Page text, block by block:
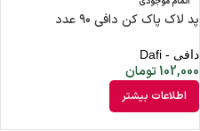
پد لاک پاک کن دافی ۹۰ عدد
دافی - Dafi
102,000تومان
اطلاعات بیشتر